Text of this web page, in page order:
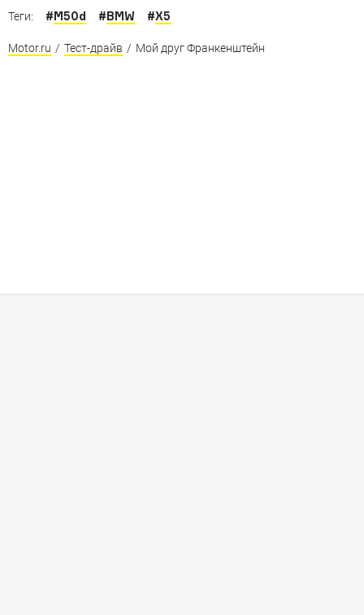
Теги: #M50d #BMW #X5
Motor.ru / Тест-драйв / Мой друг Франкенштейн